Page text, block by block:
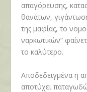
απαγόρευσης,
θανάτων,
της μαφίας, το
ναρκωτικών”
το καλύτερο.
Αποδεδειγμένα η
αποτύχει